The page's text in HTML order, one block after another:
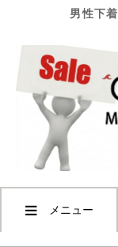
男性下着
メニュー